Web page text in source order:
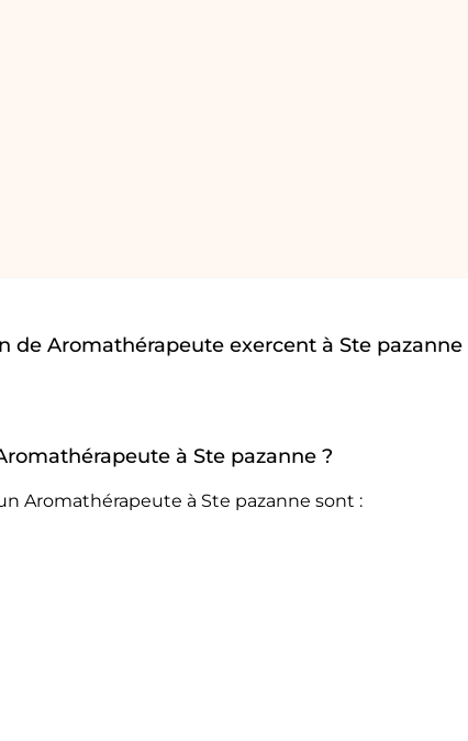
de Aromathérapeute exercent à Ste pazanne
à Ste pazanne ?
Aromathérapeute à Ste pazanne sont :